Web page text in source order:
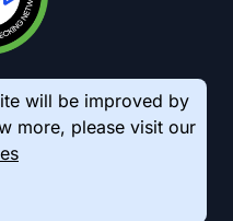
will be improved by
more, please visit our
Rights Reserved